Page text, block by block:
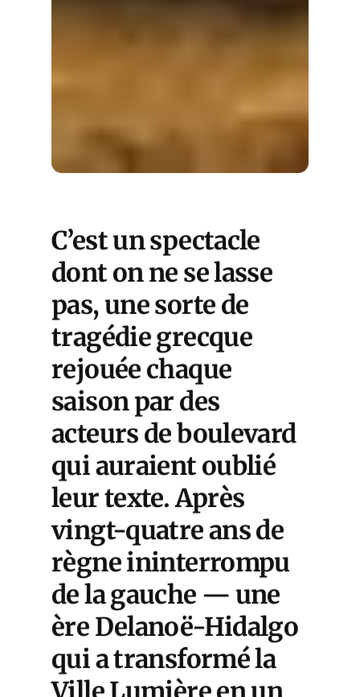
C’est un spectacle
dont on ne se lasse
pas, une sorte de
tragédie grecque
rejouée chaque
saison par des
acteurs de boulevard
qui auraient oublié
leur texte. Après
vingt-quatre ans de
règne ininterrompu
de la gauche — une
ère Delanoë-Hidalgo
qui a transformé la